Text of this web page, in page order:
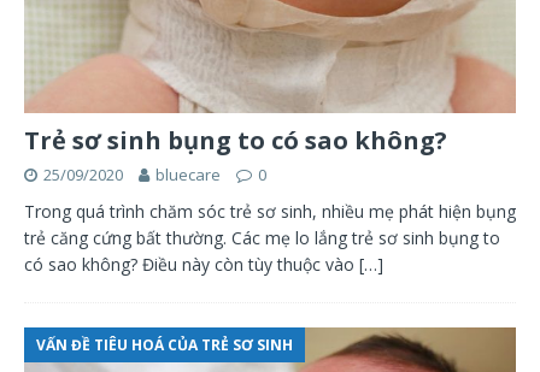
Trẻ sơ sinh bụng to có sao không?
25/09/2020 bluecare 0
Trong quá trình chăm sóc trẻ sơ sinh, nhiều mẹ phát hiện bụng
trẻ căng cứng bất thường. Các mẹ lo lắng trẻ sơ sinh bụng to
có sao không? Điều này còn tùy thuộc vào […]
VẤN ĐỀ TIÊU HOÁ CỦA TRẺ SƠ SINH